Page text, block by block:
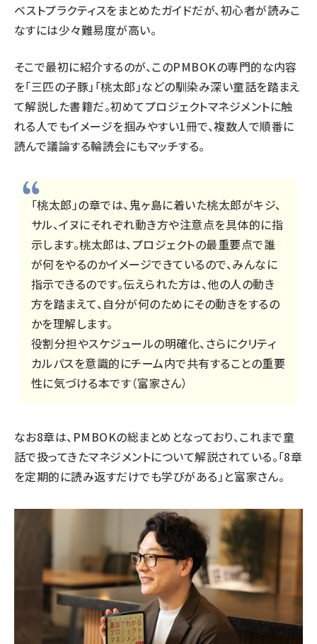
ベストプラクティスをまとめたガイドだが、初心者が読みこ
なすには少々難易度が高い。
そこで最初に紹介するのが、このPMBOKの専門的な内容
を「三匹の子豚」「桃太郎」などの馴染み深い童話を踏まえ
て解説した書籍だ。初めてプロジェクトマネジメントに触
れる人でもイメージを掴みやすい1冊で、複数人で順番に
読んで議論する輪読会にもマッチする。
「桃太郎」の章では、鬼ヶ島に着いた桃太郎がキジ、
サル、イヌにそれぞれ動き方や注意点を具体的に指
示します。桃太郎は、プロジェクトの最重要点で誰
が何をやるのかイメージできているので、みんなに
指示できるのです。伝えられた方は、他の人の動き
方を踏まえて、自分が何のためにその動きをするの
かを理解します。
役割分担やスケジュールの明確化、さらにクリティ
カルパスを意識的にチーム内で共有することの重要
性に気づける本です（富家さん）
なお8章は、PMBOKの総まとめとなっており、これまで童
話で扱ってきたマネジメントについて解説されている。「8章
を定期的に読み返すだけでも学びがある」と富家さん。